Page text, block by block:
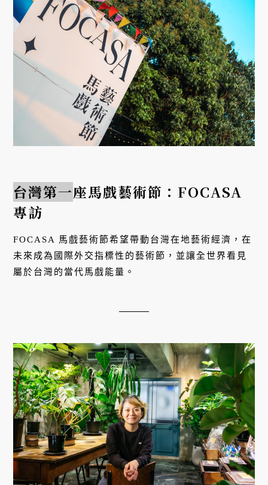
台灣第一座馬戲藝術節：FOCASA
專訪
FOCASA 馬戲藝術節希望帶動台灣在地藝術經濟，在
未來成為國際外交指標性的藝術節，並讓全世界看見
屬於台灣的當代馬戲能量。